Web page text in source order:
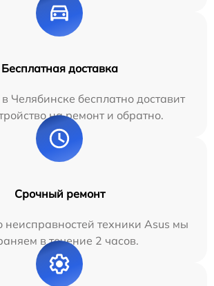
Бесплатная доставка
Челябинске бесплатно доставит
на ремонт и обратно.
Срочный ремонт
неисправностей техники Asus мы
в течение 2 часов.